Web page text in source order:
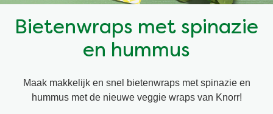
Snel en makkelijk
Wereldkeukens
Mixen
Sauzen en Jus
Terugroepactie Basilicum Roomsaus
Bietenwraps met spinazie
en hummus
Maak makkelijk en snel bietenwraps met spinazie en
hummus met de nieuwe veggie wraps van Knorr!